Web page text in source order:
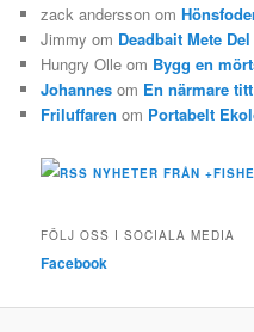
zack andersson om
Jimmy om Deadbait Mete
Hungry Olle om Bygg en
Johannes om En närmare
Friluffaren om Portabelt
NYHETER FRÅN
FÖLJ OSS I SOCIALA MEDIA
Facebook